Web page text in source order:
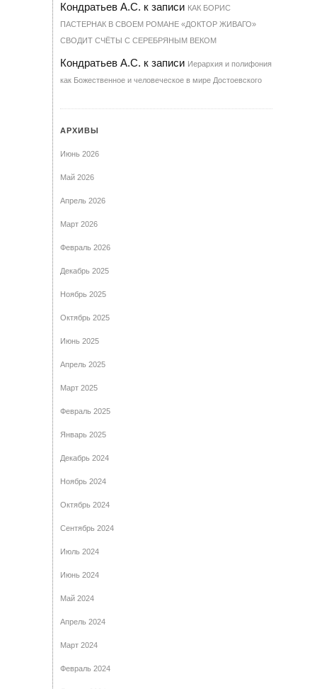
Кондратьев А.С. к записи КАК БОРИС
ПАСТЕРНАК В СВОЕМ РОМАНЕ «ДОКТОР ЖИВАГО»
СВОДИТ СЧЁТЫ С СЕРЕБРЯНЫМ ВЕКОМ
Кондратьев А.С. к записи Иерархия и полифония
как Божественное и человеческое в мире Достоевского
АРХИВЫ
Июнь 2026
Май 2026
Апрель 2026
Март 2026
Февраль 2026
Декабрь 2025
Ноябрь 2025
Октябрь 2025
Июнь 2025
Апрель 2025
Март 2025
Февраль 2025
Январь 2025
Декабрь 2024
Ноябрь 2024
Октябрь 2024
Сентябрь 2024
Июль 2024
Июнь 2024
Май 2024
Апрель 2024
Март 2024
Февраль 2024